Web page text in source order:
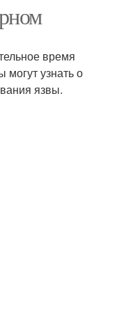
со стороны
с диабетом
время
могут узнать о
язвы.